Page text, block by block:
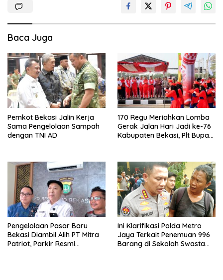
Baca Juga
Pemkot Bekasi Jalin Kerja
Sama Pengelolaan Sampah
dengan TNI AD
170 Regu Meriahkan Lomba
Gerak Jalan Hari Jadi ke-76
Kabupaten Bekasi, Plt Bupati
Pengelolaan Pasar Baru
Bekasi Diambil Alih PT Mitra
Patriot, Parkir Resmi
Ini Klarifikasi Polda Metro
Jaya Terkait Penemuan 996
Barang di Sekolah Swasta